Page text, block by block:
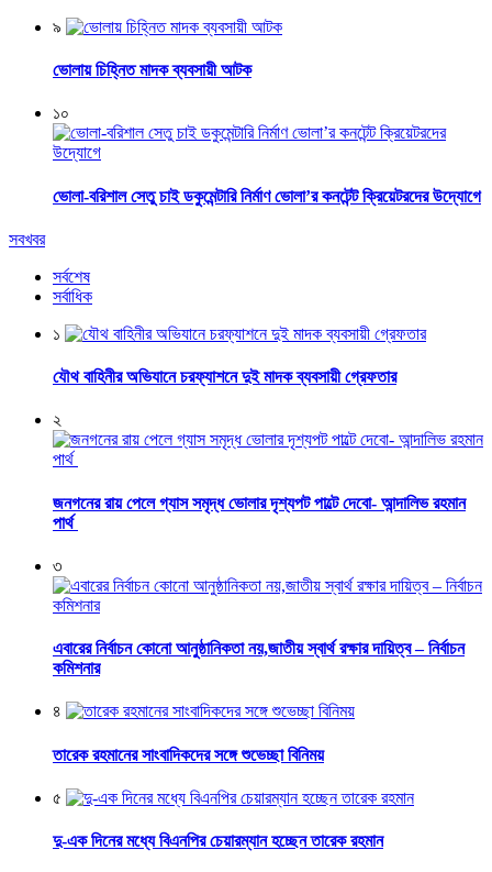
৯
ভোলায় চিহ্নিত মাদক ব্যবসায়ী আটক
১০
ভোলা-বরিশাল সেতু চাই ডকুমেন্টারি নির্মাণ ভোলা’র কনটেন্ট ক্রিয়েটরদের উদ্যোগে
সবখবর
সর্বশেষ
সর্বাধিক
১
যৌথ বাহিনীর অভিযানে চরফ্যাশনে দুই মাদক ব্যবসায়ী গ্রেফতার
২
জনগনের রায় পেলে গ্যাস সমৃদ্ধ ভোলার দৃশ্যপট পাল্টে দেবো- আন্দালিভ রহমান
পার্থ
৩
এবারের নির্বাচন কোনো আনুষ্ঠানিকতা নয়,জাতীয় স্বার্থ রক্ষার দায়িত্ব – নির্বাচন
কমিশনার
৪
তারেক রহমানের সাংবাদিকদের সঙ্গে শুভেচ্ছা বিনিময়
৫
দু-এক দিনের মধ্যে বিএনপির চেয়ারম্যান হচ্ছেন তারেক রহমান